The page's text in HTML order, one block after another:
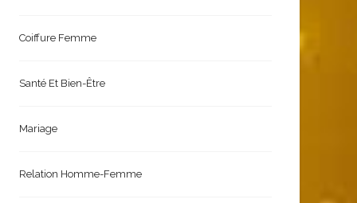
Coiffure Femme
Santé Et Bien-Être
Mariage
Relation Homme-Femme